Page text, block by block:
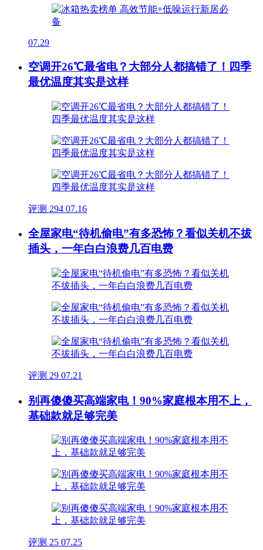
07.29
空调开26℃最省电？大部分人都搞错了！四季
最优温度其实是这样
评测 294 07.16
全屋家电“待机偷电”有多恐怖？看似关机不拔
插头，一年白白浪费几百电费
评测 29 07.21
别再傻傻买高端家电！90%家庭根本用不上，
基础款就足够完美
评测 25 07.25